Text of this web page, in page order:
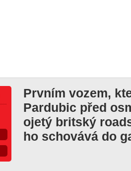
Prvním vozem,
Pardubic před
ojetý britský
ho schovává do